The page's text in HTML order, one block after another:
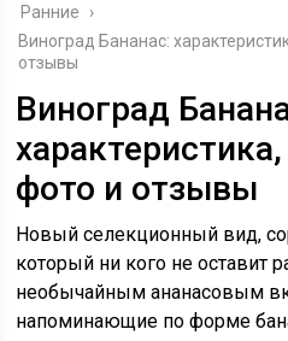
Ранние
›
Виноград Бананас:
отзывы
Виноград
фото и отзывы
Новый селекционный вид,
который ни кого не оставит
необычайным ананасовым
напоминающие по форме